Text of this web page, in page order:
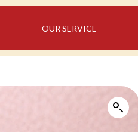
OUR SERVICE